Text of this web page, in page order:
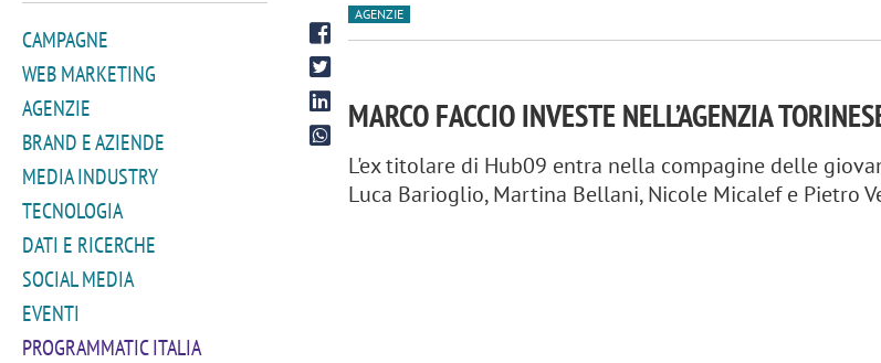
CAMPAGNE
WEB MARKETING
AGENZIE
BRAND E AZIENDE
MEDIA INDUSTRY
TECNOLOGIA
DATI E RICERCHE
SOCIAL MEDIA
EVENTI
PROGRAMMATIC ITALIA
AGENZIE
MARCO FACCIO INVESTE NELL’AGENZIA
L'ex titolare di Hub09 entra nella compagine delle
Luca Barioglio, Martina Bellani, Nicole Micalef e Pietro